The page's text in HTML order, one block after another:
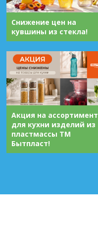
Снижение цен на
кувшины из стекла!
Акция на ассортимент
для кухни изделий из
пластмассы ТМ
Бытпласт!